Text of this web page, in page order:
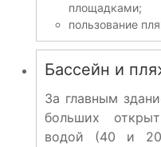
площадками;
пользование
Бассейн и
За главным
больших
водой (40 и